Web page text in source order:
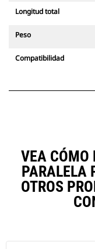
Longitud total
Peso
Compatibilidad
VEA CÓMO
PARALELA
OTROS